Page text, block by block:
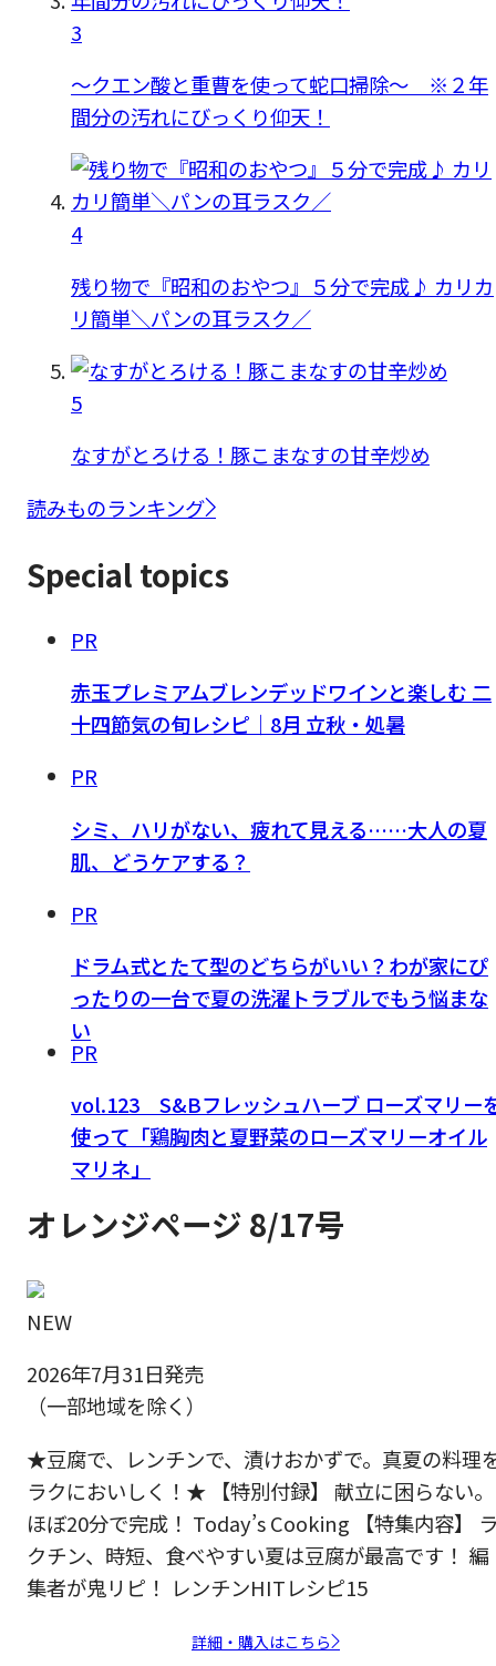
3
〜クエン酸と重曹を使って蛇口掃除〜 ※２年
間分の汚れにびっくり仰天！
4
残り物で『昭和のおやつ』５分で完成♪ カリカ
リ簡単＼パンの耳ラスク／
5
なすがとろける！豚こまなすの甘辛炒め
読みものランキング
Special topics
PR
赤玉プレミアムブレンデッドワインと楽しむ 二
十四節気の旬レシピ｜8月 立秋・処暑
PR
シミ、ハリがない、疲れて見える……大人の夏
肌、どうケアする？
PR
ドラム式とたて型のどちらがいい？わが家にぴ
ったりの一台で夏の洗濯トラブルでもう悩まな
い
PR
vol.123 S&Bフレッシュハーブ ローズマリー
使って「鶏胸肉と夏野菜のローズマリーオイル
マリネ」
オレンジページ 8/17号
NEW
2026年7月31日発売
（一部地域を除く）
★豆腐で、レンチンで、漬けおかずで。真夏の料理
ラクにおいしく！★ 【特別付録】 献立に困らない。
ほぼ20分で完成！ Today’s Cooking 【特集内容】
クチン、時短、食べやすい夏は豆腐が最高です！ 編
集者が鬼リピ！ レンチンHITレシピ15
詳細・購入はこちら